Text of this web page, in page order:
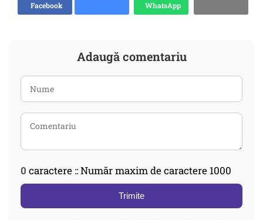
Facebook
WhatsApp
Adaugă comentariu
0 caractere :: Număr maxim de caractere 1000
Trimite